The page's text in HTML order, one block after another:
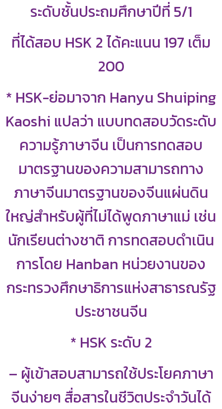
ระดับชั้นประถมศึกษาปีที่ 5/1
ที่ได้สอบ HSK 2 ได้คะแนน 197 เต็ม
200
* HSK-ย่อมาจาก Hanyu Shuiping
Kaoshi แปลว่า แบบทดสอบวัดระดับ
ความรู้ภาษาจีน เป็นการทดสอบ
มาตรฐานของความสามารถทาง
ภาษาจีนมาตรฐานของจีนแผ่นดิน
ใหญ่สำหรับผู้ที่ไม่ได้พูดภาษาแม่ เช่น
นักเรียนต่างชาติ การทดสอบดำเนิน
การโดย Hanban หน่วยงานของ
กระทรวงศึกษาธิการแห่งสาธารณรัฐ
ประชาชนจีน
* HSK ระดับ 2
– ผู้เข้าสอบสามารถใช้ประโยคภาษา
จีนง่ายๆ สื่อสารในชีวิตประจำวันได้